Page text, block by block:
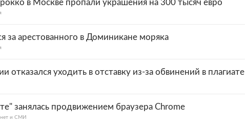
в Москве пропали украшения на 300 тысяч евро
за арестованного в Доминикане моряка
отказался уходить в отставку из-за обвинений в плагиате
занялась продвижением браузера Chrome
и СМИ